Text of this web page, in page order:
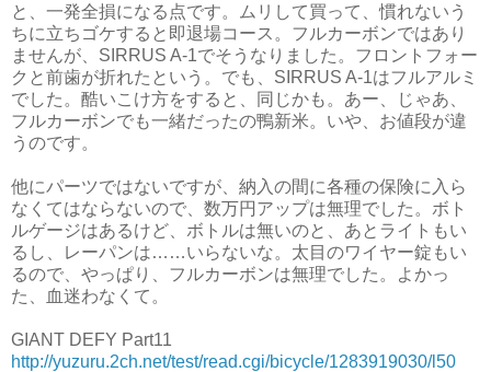
と、一発全損になる点です。ムリして買って、慣れないう
ちに立ちゴケすると即退場コース。フルカーボンではあり
ませんが、SIRRUS A-1でそうなりました。フロントフォー
クと前歯が折れたという。でも、SIRRUS A-1はフルアルミ
でした。酷いこけ方をすると、同じかも。あー、じゃあ、
フルカーボンでも一緒だったの鴨新米。いや、お値段が違
うのです。
他にパーツではないですが、納入の間に各種の保険に入ら
なくてはならないので、数万円アップは無理でした。ボト
ルゲージはあるけど、ボトルは無いのと、あとライトもい
るし、レーパンは……いらないな。太目のワイヤー錠もい
るので、やっぱり、フルカーボンは無理でした。よかっ
た、血迷わなくて。
GIANT DEFY Part11
http://yuzuru.2ch.net/test/read.cgi/bicycle/1283919030/l50